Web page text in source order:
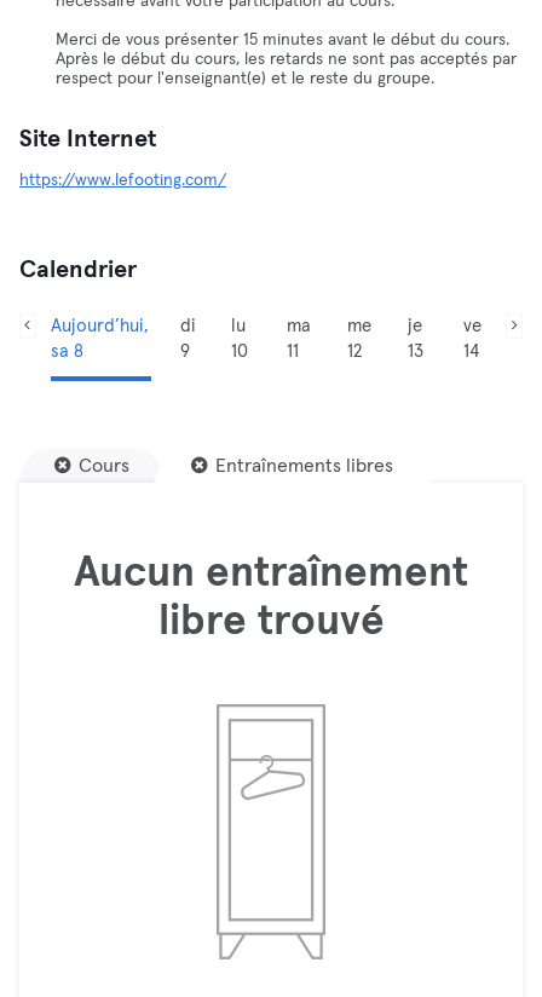
Merci de vous présenter 15 minutes avant le début du cours.
Après le début du cours, les retards ne sont pas acceptés par
respect pour l'enseignant(e) et le reste du groupe.
Site Internet
https://www.lefooting.com/
Calendrier
Aujourd’hui,
sa 8
di
9
lu
10
ma
11
me
12
je
13
ve
14
Cours Entraînements libres
Aucun entraînement
libre trouvé